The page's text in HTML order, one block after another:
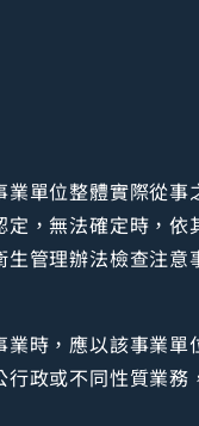
單位整體實際從
，無法確定時，依
管理辦法檢查注意
時，應以該事業
政或不同性質業